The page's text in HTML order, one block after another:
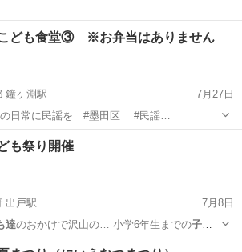
ども食堂③ ※お弁当はありません
鐘ヶ淵駅
7月27日
の日常に民謡を #墨田区 #民謡…
淵駅 地域/お祭り
も祭り開催
出戸駅
7月8日
達のおかけで沢山の… 小学6年生までの子ど
駅 地域/お祭り 子ども食堂